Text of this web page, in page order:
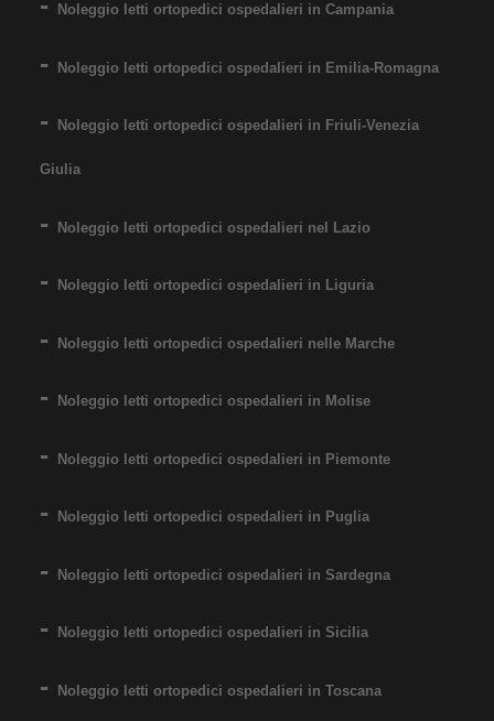
Noleggio letti ortopedici ospedalieri in Campania
Noleggio letti ortopedici ospedalieri in Emilia-Romagna
Noleggio letti ortopedici ospedalieri in Friuli-Venezia
Giulia
Noleggio letti ortopedici ospedalieri nel Lazio
Noleggio letti ortopedici ospedalieri in Liguria
Noleggio letti ortopedici ospedalieri nelle Marche
Noleggio letti ortopedici ospedalieri in Molise
Noleggio letti ortopedici ospedalieri in Piemonte
Noleggio letti ortopedici ospedalieri in Puglia
Noleggio letti ortopedici ospedalieri in Sardegna
Noleggio letti ortopedici ospedalieri in Sicilia
Noleggio letti ortopedici ospedalieri in Toscana